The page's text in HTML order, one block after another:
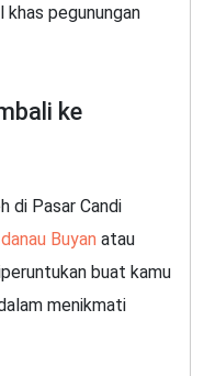
pegunungan
ke
di Pasar Candi
danau Buyan atau
buat kamu
menikmati